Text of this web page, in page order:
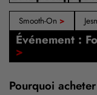
Smooth-On >
Nos
Madrid
Événement :
>
Pourquoi